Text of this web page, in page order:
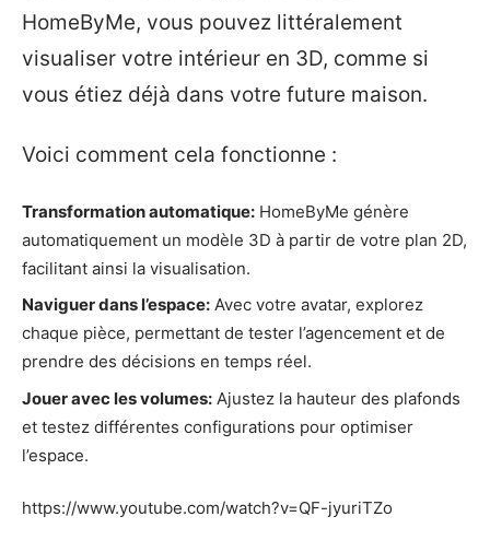
HomeByMe, vous pouvez littéralement
visualiser votre intérieur en 3D, comme si
vous étiez déjà dans votre future maison.
Voici comment cela fonctionne :
Transformation automatique: HomeByMe génère
automatiquement un modèle 3D à partir de votre plan 2D,
facilitant ainsi la visualisation.
Naviguer dans l’espace: Avec votre avatar, explorez
chaque pièce, permettant de tester l’agencement et de
prendre des décisions en temps réel.
Jouer avec les volumes: Ajustez la hauteur des plafonds
et testez différentes configurations pour optimiser
l’espace.
https://www.youtube.com/watch?v=QF-jyuriTZo